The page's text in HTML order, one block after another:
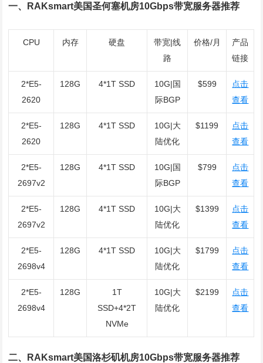
一、RAKsmart美国圣何塞机房10Gbps带宽服务器推荐
CPU 内存 硬盘
带宽|线
路
价格/月
产品
链接
2*E5-
2620
128G 4*1T SSD
10G|国
际BGP
$599
点击
查看
2*E5-
2620
128G 4*1T SSD
10G|大
陆优化
$1199
点击
查看
2*E5-
2697v2
128G 4*1T SSD
10G|国
际BGP
$799
点击
查看
2*E5-
2697v2
128G 4*1T SSD
10G|大
陆优化
$1399
点击
查看
2*E5-
2698v4
128G 4*1T SSD
10G|大
陆优化
$1799
点击
查看
2*E5-
2698v4
128G
1T
SSD+4*2T
NVMe
10G|大
陆优化
$2199
点击
查看
二、RAKsmart美国洛杉矶机房10Gbps带宽服务器推荐